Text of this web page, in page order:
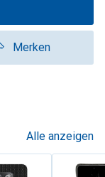
Merken
Alle anzeigen